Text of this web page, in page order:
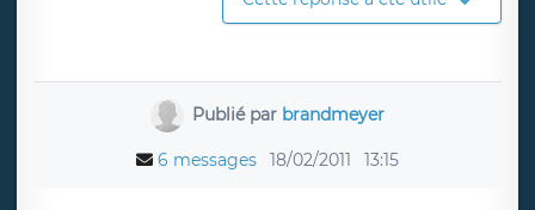
Publié par brandmeyer
6 messages 18/02/2011 13:15